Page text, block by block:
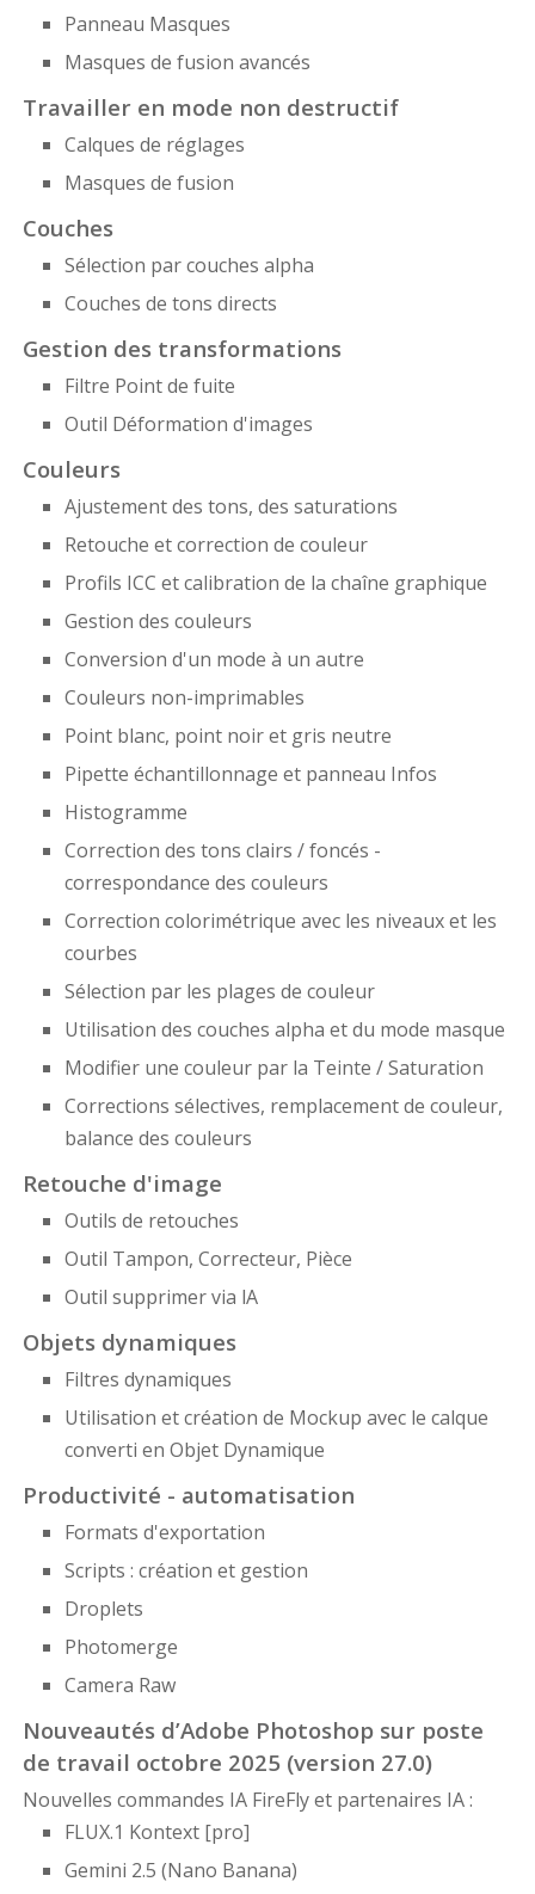
Panneau Masques
Masques de fusion avancés
Travailler en mode non destructif
Calques de réglages
Masques de fusion
Couches
Sélection par couches alpha
Couches de tons directs
Gestion des transformations
Filtre Point de fuite
Outil Déformation d'images
Couleurs
Ajustement des tons, des saturations
Retouche et correction de couleur
Profils ICC et calibration de la chaîne graphique
Gestion des couleurs
Conversion d'un mode à un autre
Couleurs non-imprimables
Point blanc, point noir et gris neutre
Pipette échantillonnage et panneau Infos
Histogramme
Correction des tons clairs / foncés -
correspondance des couleurs
Correction colorimétrique avec les niveaux et les
courbes
Sélection par les plages de couleur
Utilisation des couches alpha et du mode masque
Modifier une couleur par la Teinte / Saturation
Corrections sélectives, remplacement de couleur,
balance des couleurs
Retouche d'image
Outils de retouches
Outil Tampon, Correcteur, Pièce
Outil supprimer via lA
Objets dynamiques
Filtres dynamiques
Utilisation et création de Mockup avec le calque
converti en Objet Dynamique
Productivité - automatisation
Formats d'exportation
Scripts : création et gestion
Droplets
Photomerge
Camera Raw
Nouveautés d’Adobe Photoshop sur poste
de travail octobre 2025 (version 27.0)
Nouvelles commandes IA FireFly et partenaires IA :
FLUX.1 Kontext [pro]
Gemini 2.5 (Nano Banana)